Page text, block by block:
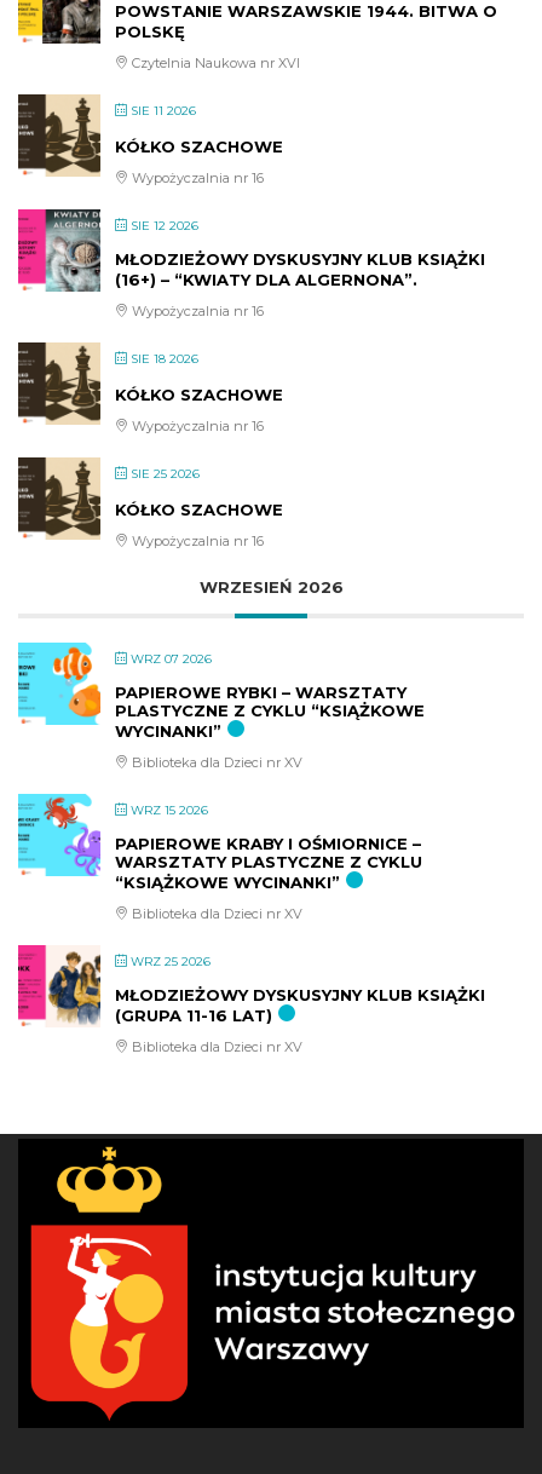
POWSTANIE WARSZAWSKIE 1944. BITWA O
POLSKĘ
Czytelnia Naukowa nr XVI
SIE 11 2026
KÓŁKO SZACHOWE
Wypożyczalnia nr 16
SIE 12 2026
MŁODZIEŻOWY DYSKUSYJNY KLUB KSIĄŻKI
(16+) – “KWIATY DLA ALGERNONA”.
Wypożyczalnia nr 16
SIE 18 2026
KÓŁKO SZACHOWE
Wypożyczalnia nr 16
SIE 25 2026
KÓŁKO SZACHOWE
Wypożyczalnia nr 16
WRZESIEŃ 2026
WRZ 07 2026
PAPIEROWE RYBKI – WARSZTATY
PLASTYCZNE Z CYKLU “KSIĄŻKOWE
WYCINANKI”
Biblioteka dla Dzieci nr XV
WRZ 15 2026
PAPIEROWE KRABY I OŚMIORNICE –
WARSZTATY PLASTYCZNE Z CYKLU
“KSIĄŻKOWE WYCINANKI”
Biblioteka dla Dzieci nr XV
WRZ 25 2026
MŁODZIEŻOWY DYSKUSYJNY KLUB KSIĄŻKI
(GRUPA 11-16 LAT)
Biblioteka dla Dzieci nr XV